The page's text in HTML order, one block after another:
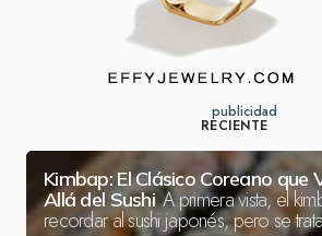
publicidad
RECIENTE
Kimbap: El Clásico Coreano que
Allá del Sushi A primera vista, el
recordar al sushi japonés, pero se